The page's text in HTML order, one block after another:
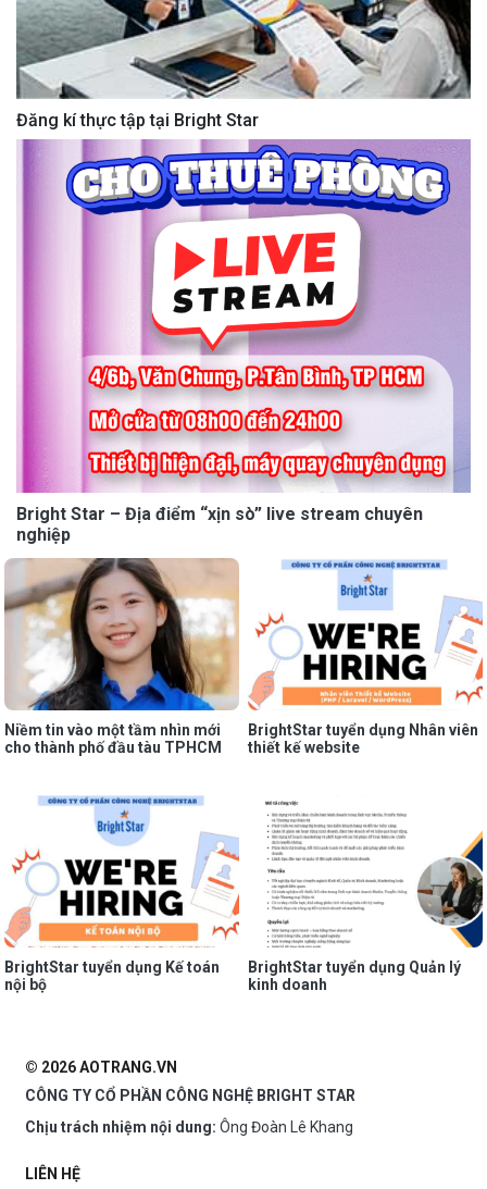
Đăng kí thực tập tại Bright Star
Bright Star – Địa điểm “xịn sò” live stream chuyên
nghiệp
Niềm tin vào một tầm nhìn mới
cho thành phố đầu tàu TPHCM
BrightStar tuyển dụng Nhân viên
thiết kế website
BrightStar tuyển dụng Kế toán
nội bộ
BrightStar tuyển dụng Quản lý
kinh doanh
© 2026 AOTRANG.VN
CÔNG TY CỔ PHẦN CÔNG NGHỆ BRIGHT STAR
Chịu trách nhiệm nội dung: Ông Đoàn Lê Khang
LIÊN HỆ